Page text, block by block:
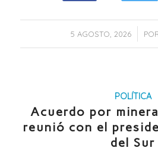
5 AGOSTO, 2026
/
POLÍTICA
Acuerdo por
reunió con el
del Sur